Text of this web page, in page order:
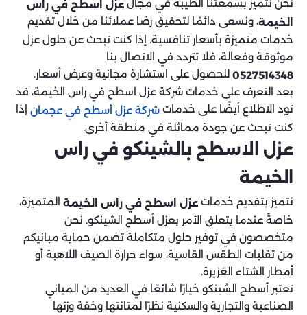
نحن نتميز بسمعتنا الطيبة في مجال عزل اسطح في راس
الخيمة، ونسعى دائمًا لتحقيق رضا عملائنا من خلال تقديم
خدمات متميزة بأسعار تنافسية. إذا كنت تبحث عن حلول عزل
موثوقة وفعالة، فلا تتردد في الاتصال بنا
0527514348 للحصول على استشارة مجانية وعرض أسعار.
بعد التعرف على خدمات شركة عزل اسطح في راس الخيمة، قد
تود الاطلاع أيضًا على خدمات شركة عزل أسطح في عجمان إذا
كنت تبحث عن جودة مماثلة في منطقة أخرى.
عزل الاسطح بالشينكو في راس
الخيمة
نتميز بتقديم خدمات عزل اسطح في راس الخيمة المتميزة،
خاصةً عندما يتعلق الأمر بعزل أسطح الشينكو. نحن
متخصصون في توفير حلول متكاملة تضمن حماية مبانيكم
من تقلبات الطقس القاسية، سواء حرارة الصيف اللاهبة أو
أمطار الشتاء الغزيرة.
تعتبر أسطح الشينكو خيارًا شائعًا في العديد من المباني
الصناعية والتجارية والسكنية نظرًا لمتانتها وخفة وزنها